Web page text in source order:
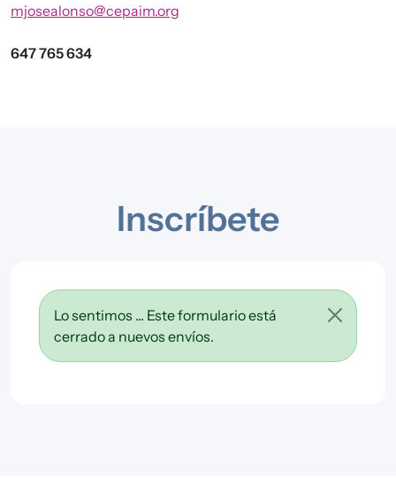
mjosealonso@cepaim.org
647 765 634
Inscríbete
Lo sentimos ... Este formulario está
cerrado a nuevos envíos.